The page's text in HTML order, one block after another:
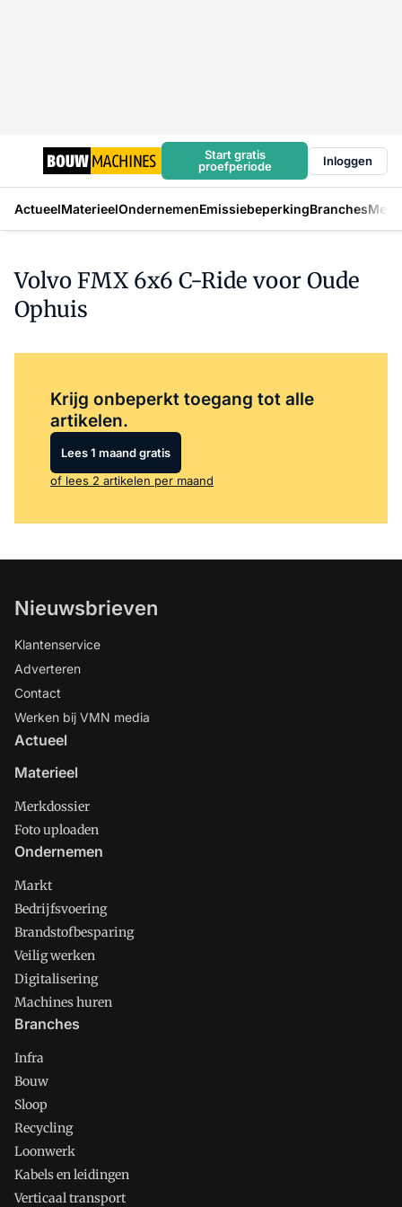
Start gratis
proefperiode
Inloggen
ActueelMaterieelOndernemenEmissiebeperkingBranches
Volvo FMX 6x6 C-Ride voor Oude
Ophuis
Krijg onbeperkt toegang tot alle
artikelen.
Lees 1 maand gratis
of lees 2 artikelen per maand
Nieuwsbrieven
Klantenservice
Adverteren
Contact
Werken bij VMN media
Actueel
Materieel
Merkdossier
Foto uploaden
Ondernemen
Markt
Bedrijfsvoering
Brandstofbesparing
Veilig werken
Digitalisering
Machines huren
Branches
Infra
Bouw
Sloop
Recycling
Loonwerk
Kabels en leidingen
Verticaal transport